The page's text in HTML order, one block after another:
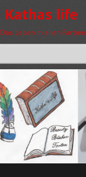
Kathas life
Das Leben in allen Farben